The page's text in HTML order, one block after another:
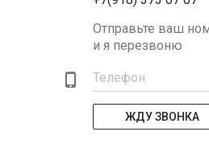
Отправьте ваш
и я перезвоню
Телефон
ЖДУ ЗВОНКА